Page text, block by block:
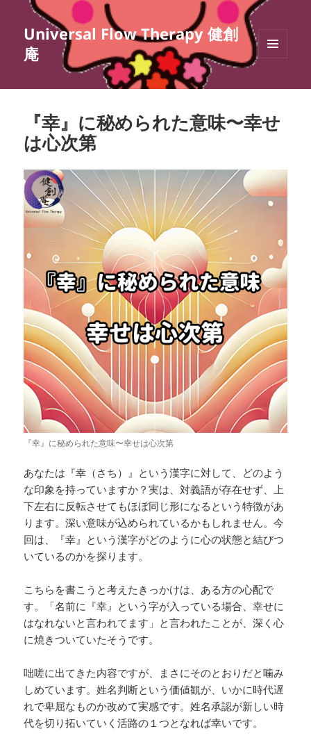
Universal Flow Therapy 健創
庵
ィジェ
『幸』に秘められた意味〜幸せ
は心次第
『幸』に秘められた意味〜幸せは心次第
あなたは『幸（さち）』という漢字に対して、どのよう
な印象を持っていますか？実は、対義語が存在せず、上
下左右に反転させてもほぼ同じ形になるという特徴があ
ります。深い意味が込められているかもしれません。今
回は、『幸』という漢字がどのように心の状態と結びつ
いているのかを探ります。
こちらを書こうと考えたきっかけは、ある方の心配で
す。「名前に『幸』という字が入っている場合、幸せに
はなれないと言われてます」と言われたことが、深く心
に焼きついていたそうです。
咄嗟に出てきた内容ですが、まさにそのとおりだと噛み
しめています。姓名判断という価値観が、いかに時代遅
れで卑屈なものか改めて実感です。姓名承認が新しい時
代を切り拓いていく活路の１つとなれば幸いです。